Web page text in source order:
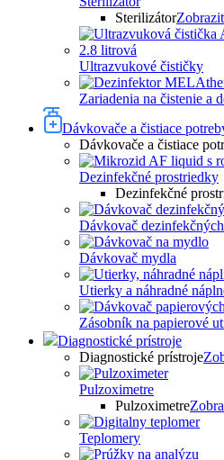
Sterilizátor
Ultrazvukové čističky
Zariadenia na čistenie a
Dávkovače a čistiace
Dávkovače a čistiace
Dezinfekčné prostriedky
Dezinfekčné
Dávkovač
Dávkovač mydla
Utierky a náhradné
Zásobník na papierové
Diagnostické prístroje
Diagnostické prístroje
Pulzoximetre
Pulzoximetre
Teplomery